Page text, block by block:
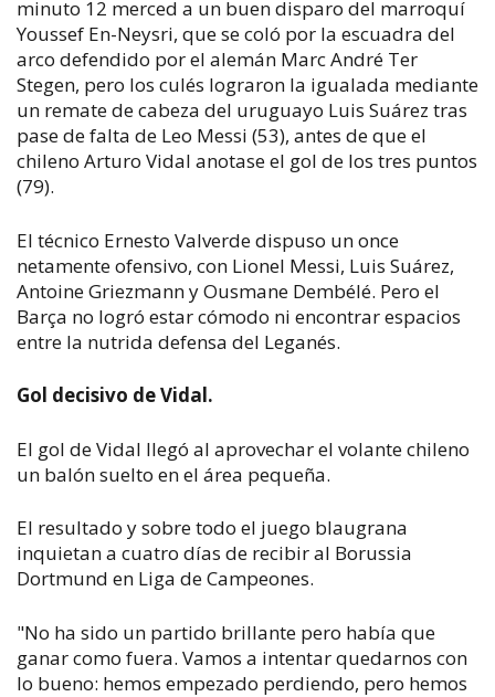
minuto 12 merced a un buen disparo del marroquí
Youssef En-Neysri, que se coló por la escuadra del
arco defendido por el alemán Marc André Ter
Stegen, pero los culés lograron la igualada mediante
un remate de cabeza del uruguayo Luis Suárez tras
pase de falta de Leo Messi (53), antes de que el
chileno Arturo Vidal anotase el gol de los tres puntos
(79).
El técnico Ernesto Valverde dispuso un once
netamente ofensivo, con Lionel Messi, Luis Suárez,
Antoine Griezmann y Ousmane Dembélé. Pero el
Barça no logró estar cómodo ni encontrar espacios
entre la nutrida defensa del Leganés.
Gol decisivo de Vidal.
El gol de Vidal llegó al aprovechar el volante chileno
un balón suelto en el área pequeña.
El resultado y sobre todo el juego blaugrana
inquietan a cuatro días de recibir al Borussia
Dortmund en Liga de Campeones.
"No ha sido un partido brillante pero había que
ganar como fuera. Vamos a intentar quedarnos con
lo bueno: hemos empezado perdiendo, pero hemos